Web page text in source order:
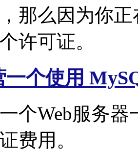
那么因为你
许可证。
一个使用
个Web服务器
费用。